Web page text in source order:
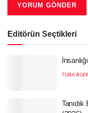
Editörün Seçtikleri
TUBA